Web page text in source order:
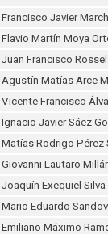
Francisco Javier
Flavio Martín Moya
Juan Francisco
Agustín Matías Arce
Vicente Francisco
Ignacio Javier Sáez
Matías Rodrigo Pérez
Giovanni Lautaro
Joaquín Exequiel
Mario Eduardo
Emiliano Máximo